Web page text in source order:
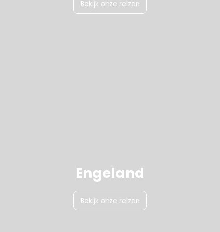
Bekijk onze reizen
Engeland
Bekijk onze reizen